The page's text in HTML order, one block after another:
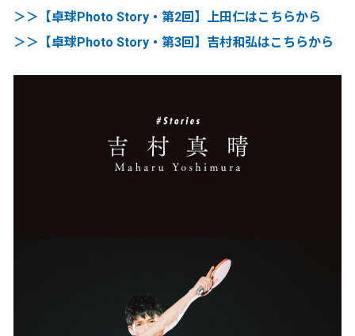
＞＞【卓球Photo Story・第2回】上田仁はこちらから
＞＞【卓球Photo Story・第3回】吉村和弘はこちらから